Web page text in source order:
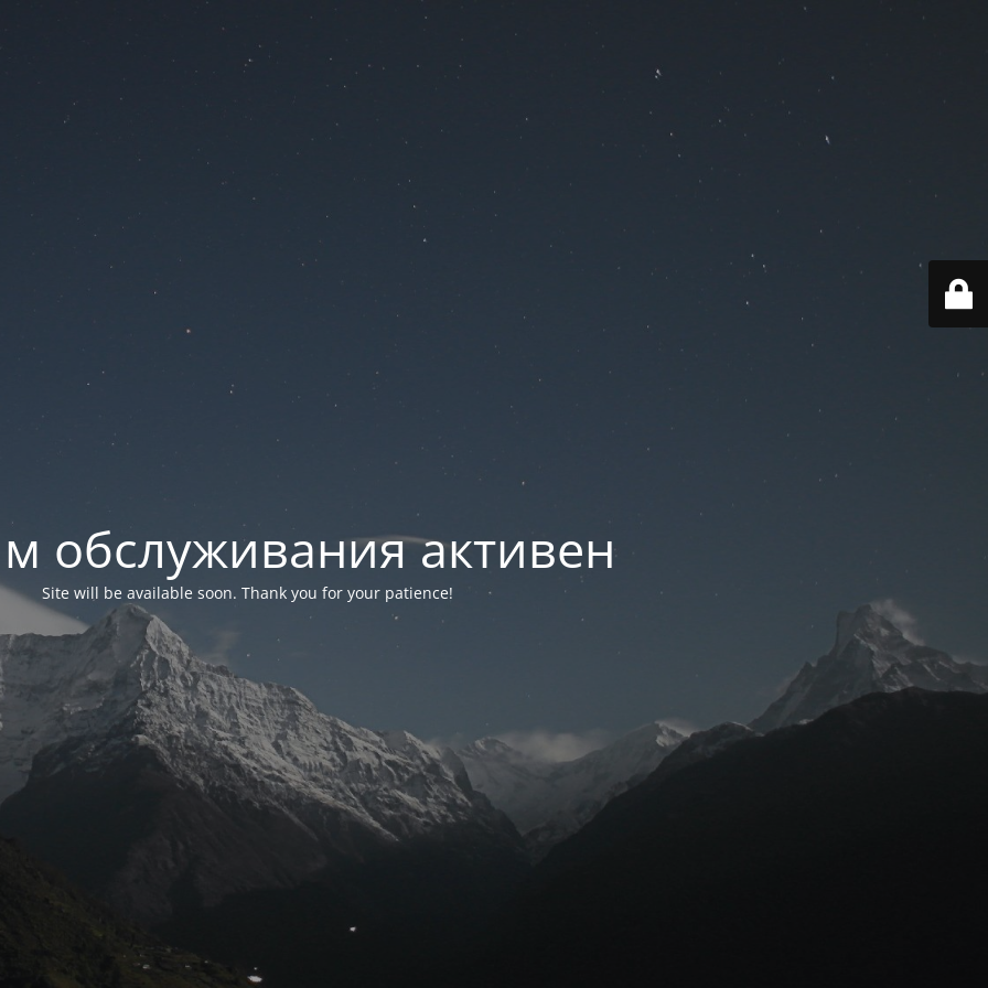
обслуживания активен
Site will be available soon. Thank you for your patience!